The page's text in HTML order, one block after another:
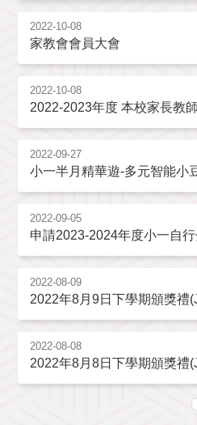
2022-10-08
家教會會員大會
2022-10-08
2022-2023年度 本校家長教
2022-09-27
小一半月精華遊-多元智能小
2022-09-05
申請2023-2024年度小一自
2022-08-09
2022年8月9日下學期頒獎禮
2022-08-08
2022年8月8日下學期頒獎禮